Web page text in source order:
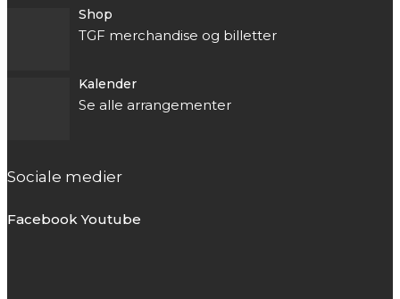
Shop
TGF merchandise og billetter
Kalender
Se alle arrangementer
Sociale medier
Facebook Youtube